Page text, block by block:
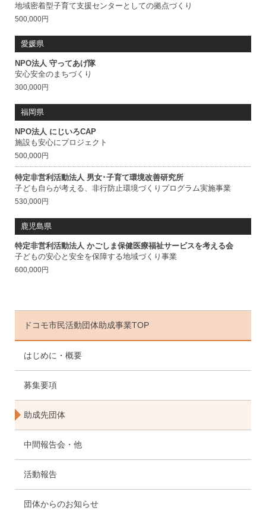
地域密着型子育て支援センターとしての拠点づくり
500,000円
愛媛県
NPO法人 守ってあげ隊
安心安全のまちづくり
300,000円
福岡県
NPO法人 にじいろCAP
施設も安心にプロジェクト
500,000円
特定非営利活動法人 男女･子育て環境改善研究所
子ども自らが考える、非行防止環境づくりプログラム実施事業
530,000円
鹿児島県
特定非営利活動法人 かごしま保健医療福祉サービスを考える会
子どもの安心と安全を保障する地域づくり事業
600,000円
ドコモ市民活動団体助成事業TOP
はじめに・概要
募集要項
助成先団体
中間報告会・他
活動報告
団体からのお知らせ